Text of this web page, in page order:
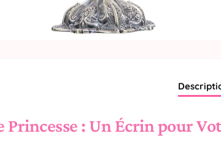
Princesse : Un Écrin pour